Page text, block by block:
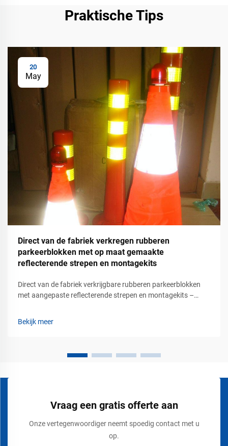
Praktische Tips
20
May
Direct van de fabriek verkregen rubberen
parkeerblokken met op maat gemaakte
reflecterende strepen en montagekits
Direct van de fabriek verkrijgbare rubberen parkeerblokken
met aangepaste reflecterende strepen en montagekits –
dan geschilderde lijnen en richtingsborden. Winkelcentra,
Bekijk meer
Vraag een gratis offerte aan
Onze vertegenwoordiger neemt spoedig contact met u
op.